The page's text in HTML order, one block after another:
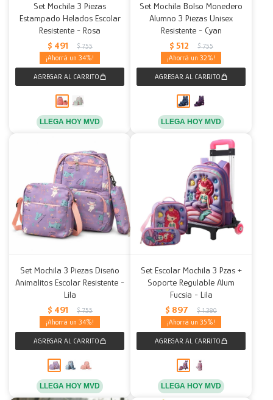
Set Mochila 3 Piezas
Estampado Helados Escolar
Resistente - Rosa
$ 491 $ 755
34
LLEGA HOY MVD
Set Mochila Bolso Monedero
Alumno 3 Piezas Unisex
Resistente - Cyan
$ 512 $ 755
32
LLEGA HOY MVD
Set Mochila 3 Piezas Diseño
Animalitos Escolar Resistente -
Lila
$ 491 $ 755
34
LLEGA HOY MVD
Set Escolar Mochila 3 Pzas +
Soporte Regulable Alum
Fucsia - Lila
$ 897 $ 1.380
35
LLEGA HOY MVD